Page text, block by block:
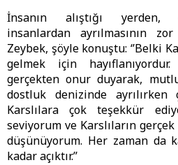
İnsanın alıştığı yerden,
insanlardan ayrılmasının
Zeybek, şöyle konuştu: ‘’Belki
gelmek için
gerçekten onur duyarak,
dostluk denizinde ayrılırken
Karslılara çok teşekkür
seviyorum ve Karslıların
düşünüyorum. Her zaman da
kadar açıktır.’’